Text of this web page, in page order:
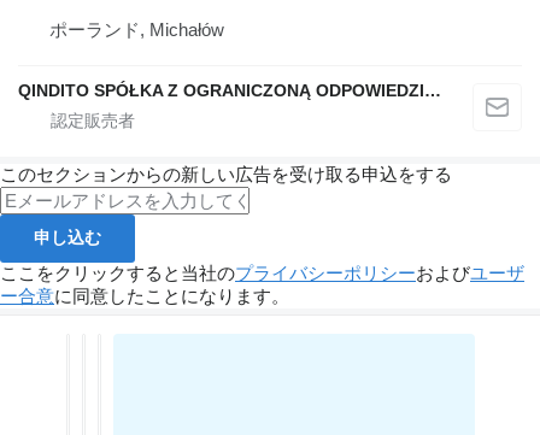
ポーランド, Michałów
QINDITO SPÓŁKA Z OGRANICZONĄ ODPOWIEDZIALNOŚCIĄ
このセクションからの新しい広告を受け取る申込をする
申し込む
ここをクリックすると当社のプライバシーポリシーおよびユーザ
ー合意に同意したことになります。